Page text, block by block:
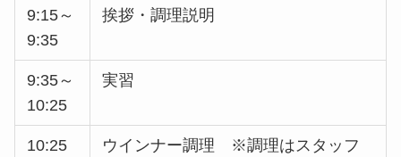
9:15～
9:35
挨拶・調理説明
9:35～
10:25
実習
10:25
ウインナー調理 ※調理はスタッフ